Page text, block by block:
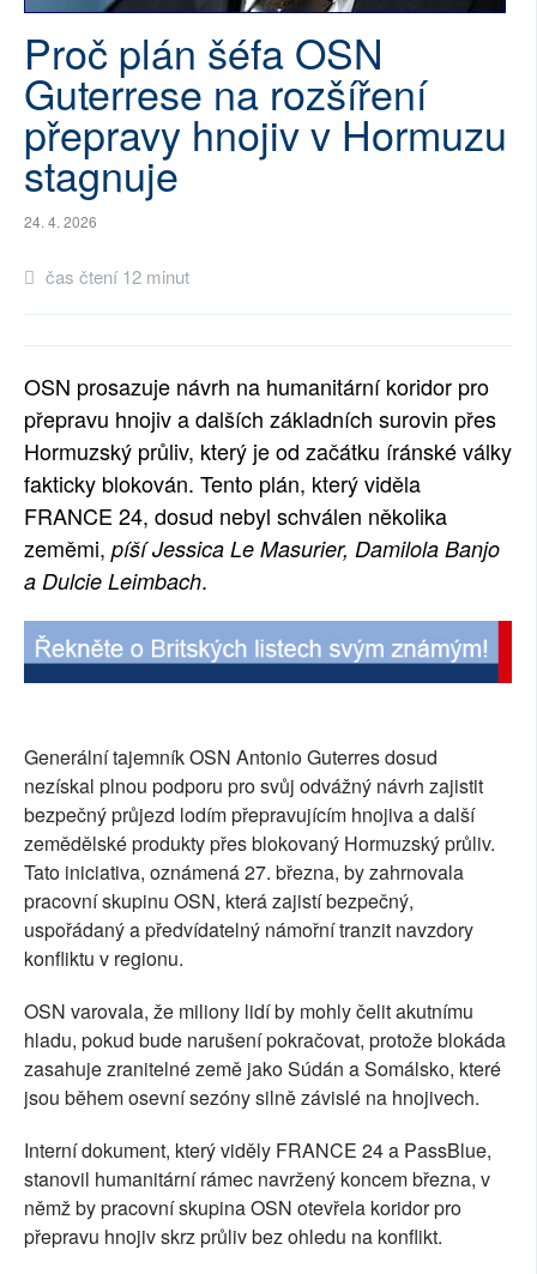
PLNÁ VERZE STRÁNEK
Proč plán šéfa OSN
Guterrese na rozšíření
přepravy hnojiv v Hormuzu
stagnuje
24. 4. 2026
čas čtení 12 minut
OSN prosazuje návrh na humanitární koridor pro
přepravu hnojiv a dalších základních surovin přes
Hormuzský průliv, který je od začátku íránské války
fakticky blokován. Tento plán, který viděla
FRANCE 24, dosud nebyl schválen několika
zeměmi, píší Jessica Le Masurier, Damilola Banjo
a Dulcie Leimbach.
Generální tajemník OSN Antonio Guterres dosud
nezískal plnou podporu pro svůj odvážný návrh zajistit
bezpečný průjezd lodím přepravujícím hnojiva a další
zemědělské produkty přes blokovaný Hormuzský průliv.
Tato iniciativa, oznámená 27. března, by zahrnovala
pracovní skupinu OSN, která zajistí bezpečný,
uspořádaný a předvídatelný námořní tranzit navzdory
konfliktu v regionu.
OSN varovala, že miliony lidí by mohly čelit akutnímu
hladu, pokud bude narušení pokračovat, protože blokáda
zasahuje zranitelné země jako Súdán a Somálsko, které
jsou během osevní sezóny silně závislé na hnojivech.
Interní dokument, který viděly FRANCE 24 a PassBlue,
stanovil humanitární rámec navržený koncem března, v
němž by pracovní skupina OSN otevřela koridor pro
přepravu hnojiv skrz průliv bez ohledu na konflikt.